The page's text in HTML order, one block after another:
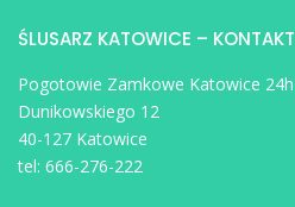
ŚLUSARZ KATOWICE – KONTAKT
Pogotowie Zamkowe Katowice 24h
Dunikowskiego 12
40-127 Katowice
tel: 666-276-222